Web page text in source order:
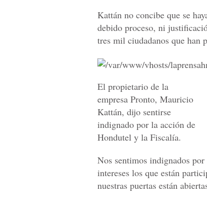
Kattán no concibe que se
debido proceso, ni
tres mil ciudadanos que han
El propietario de la
empresa Pronto, Mauricio
Kattán, dijo sentirse
indignado por la acción de
Hondutel y la Fiscalía.
Nos sentimos indignados
intereses los que están
nuestras puertas están